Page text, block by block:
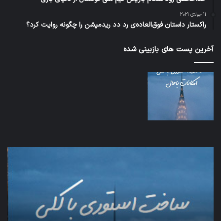
11 جولای 2021
راکستار داستان فوق‌العاده‌ی رد دد ریدمپشن را چگونه روایت کرد؟
آخرین پست های بازبینی شده